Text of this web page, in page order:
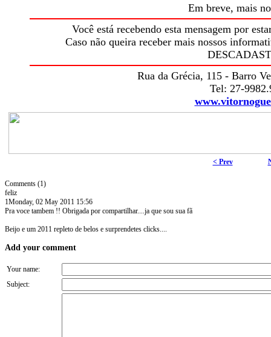
Em breve, mais
Você está recebendo esta mensagem por
Caso não queira receber mais nossos
Rua da Grécia, 115 - Barro
Tel: 27-
< Prev
Comments (1)
feliz
1Monday, 02 May 2011 15:56
Pra voce tambem !! Obrigada por compartilhar....ja que sou sua fã
Beijo e um 2011 repleto de belos e surprendetes clicks....
Add your comment
Your name:
Subject: